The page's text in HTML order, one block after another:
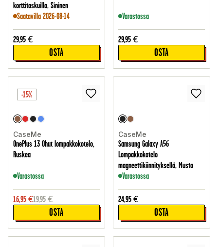
korttitaskuilla, Sininen
Saatavilla 2026-08-14
29,95 €
OSTA
Varastossa
29,95 €
OSTA
-15%
CaseMe
OnePlus 13 Ohut lompakkokotelo,
Ruskea
Varastossa
16,95 €19,95 €
OSTA
CaseMe
Samsung Galaxy A56
Lompakkokotelo
magneettikiinnityksellä, Musta
Varastossa
24,95 €
OSTA